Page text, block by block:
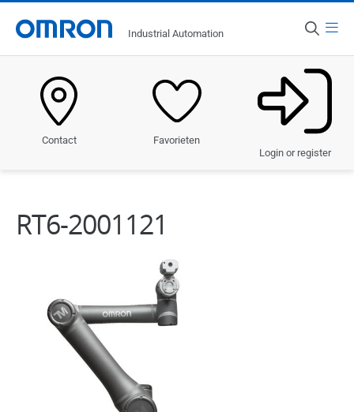
Industrial Automation
Contact
Favorieten
Login or register
Nederland
Producten
Service & Ondersteuning
RT6-2001121